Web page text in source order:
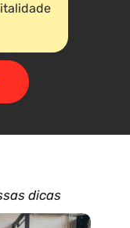
dicas